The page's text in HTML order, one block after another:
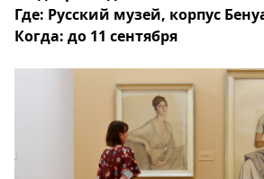
Где: Русский музей, корпус
Когда: до 11 сентября